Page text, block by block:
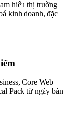
hiểu thị trường
kinh doanh, đặc
Core Web
Pack từ ngày bàn